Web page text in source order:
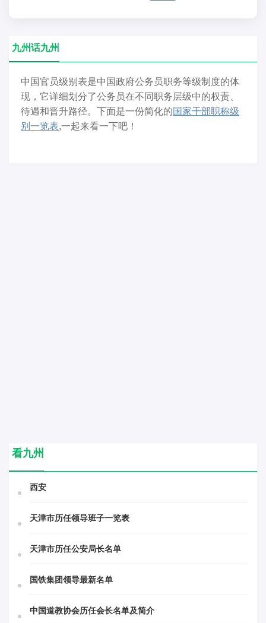
九州话九州
中国官员级别表是中国政府公务员职务等级制度的体
现，它详细划分了公务员在不同职务层级中的权责、
待遇和晋升路径。下面是一份简化的国家干部职称级
别一览表,一起来看一下吧！
看九州
西安
天津市历任领导班子一览表
天津市历任公安局长名单
国铁集团领导最新名单
中国道教协会历任会长名单及简介